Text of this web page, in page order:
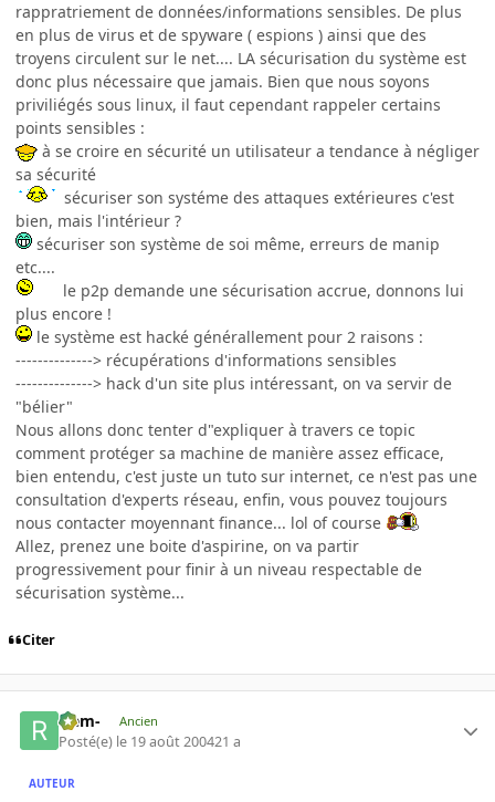
rappratriement de données/informations sensibles. De plus
en plus de virus et de spyware ( espions ) ainsi que des
troyens circulent sur le net.... LA sécurisation du système est
donc plus nécessaire que jamais. Bien que nous soyons
priviliégés sous linux, il faut cependant rappeler certains
points sensibles :
à se croire en sécurité un utilisateur a tendance à négliger
sa sécurité
sécuriser son systéme des attaques extérieures c'est
bien, mais l'intérieur ?
sécuriser son système de soi même, erreurs de manip
etc....
le p2p demande une sécurisation accrue, donnons lui
plus encore !
le système est hacké générallement pour 2 raisons :
--------------> récupérations d'informations sensibles
--------------> hack d'un site plus intéressant, on va servir de
"bélier"
Nous allons donc tenter d"expliquer à travers ce topic
comment protéger sa machine de manière assez efficace,
bien entendu, c'est juste un tuto sur internet, ce n'est pas une
consultation d'experts réseau, enfin, vous pouvez toujours
nous contacter moyennant finance... lol of course
Allez, prenez une boite d'aspirine, on va partir
progressivement pour finir à un niveau respectable de
sécurisation système...
Citer
-rem- Ancien
Posté(e) le 19 août 200421 a
AUTEUR